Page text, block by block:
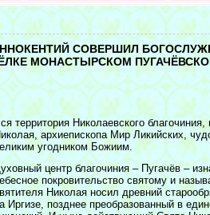
СОВЕРШИЛ
МОНАСТЫРСКОМ
территория Николаевского
архиепископа Мир Ликийских,
угодником Божиим.
центр благочиния – Пугачёв –
покровительство святому и
Николая носил древний
Иргизе, позднее преобразованный в